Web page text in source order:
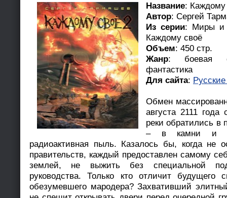
Название: Каждому
Автор: Сергей
Из серии: Миры и
Каждому своё
Объем: 450 стр.
Жанр: боевая
фантастика
Для сайта: Русские
Обмен
августа 2111
реки обратились в
– в камни и
радиоактивная пыль. Казалось бы, когда не
правительств, каждый предоставлен самому
землей, не выжить без специальной
руководства. Только кто отличит будущего
обезумевшего мародера? Захвативший